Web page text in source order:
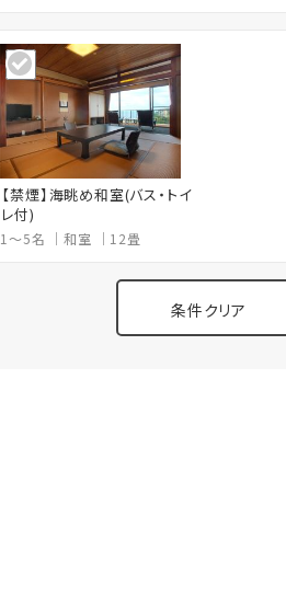
【禁煙】海眺め和室(バス・トイ
レ付)
1～5名 和室 12畳
条件クリア